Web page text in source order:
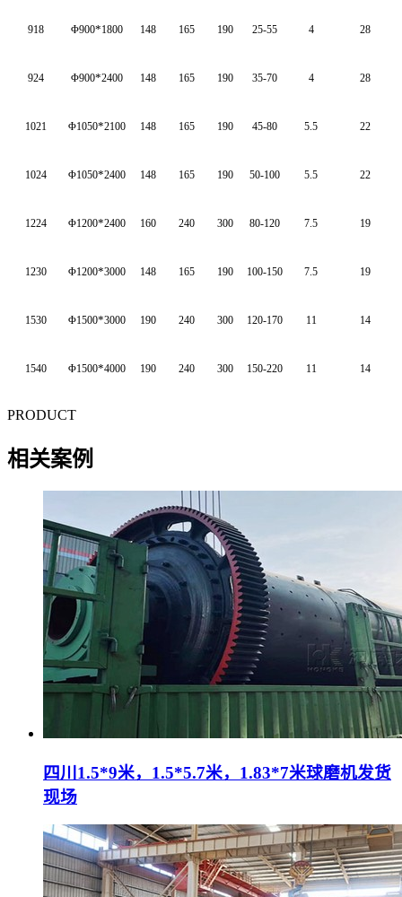
918 Φ900*1800 148 165 190 25-55 4 28
924 Φ900*2400 148 165 190 35-70 4 28
1021 Φ1050*2100 148 165 190 45-80 5.5 22
1024 Φ1050*2400 148 165 190 50-100 5.5 22
1224 Φ1200*2400 160 240 300 80-120 7.5 19
1230 Φ1200*3000 148 165 190 100-150 7.5 19
1530 Φ1500*3000 190 240 300 120-170 11 14
1540 Φ1500*4000 190 240 300 150-220 11 14
PRODUCT
相关案例
四川1.5*9米，1.5*5.7米，1.83*7米球磨机发货
现场